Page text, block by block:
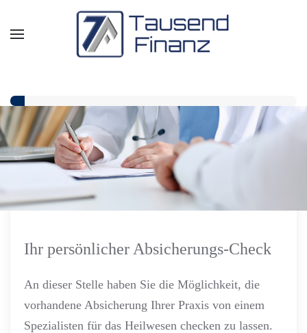
Zum Hauptinhalt springen
Ihr persönlicher Absicherungs-Check
An dieser Stelle haben Sie die Möglichkeit, die
vorhandene Absicherung Ihrer Praxis von einem
Spezialisten für das Heilwesen checken zu lassen.